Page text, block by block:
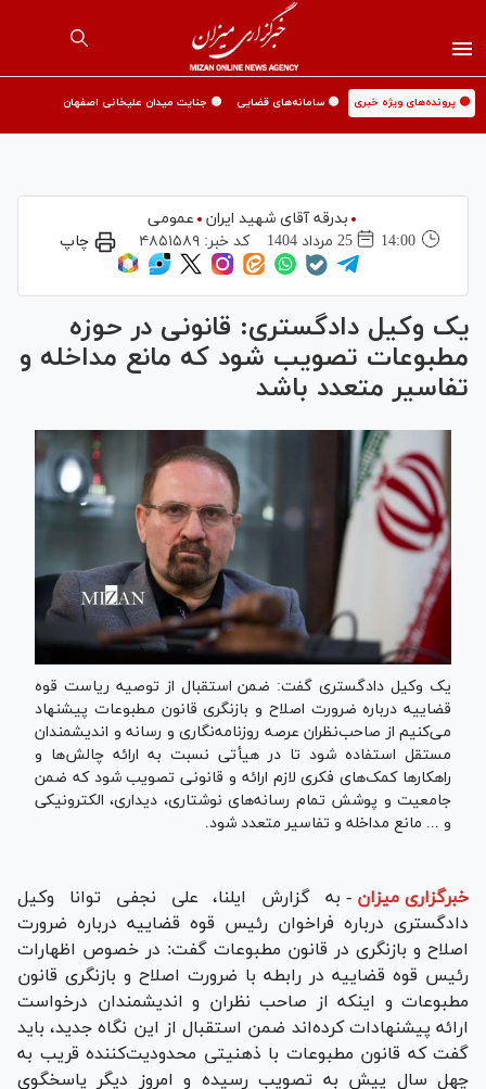
🟡 پرونده‌های ویژه خبری 🟡 سامانه‌های قضایی 🟡 جنایت میدان علیخانی اصفهان
بدرقه آقای شهید ایران
عمومی
14:00
25 مرداد 1404 کد خبر: ۴۸۵۱۵۸۹ چاپ
یک وکیل دادگستری: قانونی در حوزه
مطبوعات تصویب شود که مانع مداخله و
تفاسیر متعدد باشد
یک وکیل دادگستری گفت: ضمن استقبال از توصیه ریاست قوه
قضاییه درباره ضرورت اصلاح و بازنگری قانون مطبوعات پیشنهاد
می‌کنیم از صاحب‌نظران عرصه روزنامه‌نگاری و رسانه و اندیشمندان
مستقل استفاده شود تا در هیأتی نسبت به ارائه چالش‌ها و
راهکار‌ها کمک‌های فکری لازم ارائه و قانونی تصویب شود که ضمن
جامعیت و پوشش تمام رسانه‌های نوشتاری، دیداری، الکترونیکی
و ... مانع مداخله و تفاسیر متعدد شود.
خبرگزاری میزان - به گزارش ایلنا، علی نجفی توانا وکیل
دادگستری درباره فراخوان رئیس قوه قضاییه درباره ضرورت
اصلاح و بازنگری در قانون مطبوعات گفت: در خصوص اظهارات
رئیس قوه قضاییه در رابطه با ضرورت اصلاح و بازنگری قانون
مطبوعات و اینکه از صاحب نظران و اندیشمندان درخواست
ارائه پیشنهادات کرده‌اند ضمن استقبال از این نگاه جدید، باید
گفت که قانون مطبوعات با ذهنیتی محدودیت‌کننده قریب به
چهل سال پیش به تصویب رسیده و امروز دیگر پاسخگوی